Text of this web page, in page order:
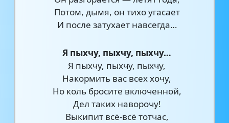
Потом, дымя, он тихо угасает
И после затухает навсегда…
Я пыхчу, пыхчу, пыхчу…
Я пыхчу, пыхчу, пыхчу,
Накормить вас всех хочу,
Но коль бросите включенной,
Дел таких наворочу!
Выкипит всё-всё тотчас,